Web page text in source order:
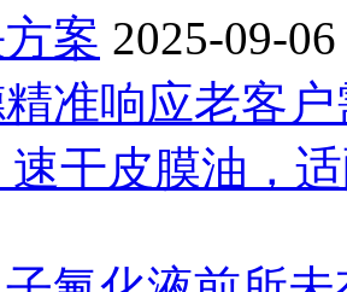
案 2025-09-06
准响应老客
速干皮膜油，